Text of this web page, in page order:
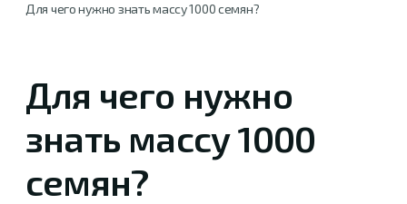
Для чего нужно знать массу 1000 семян?
Для чего нужно
знать массу 1000
семян?